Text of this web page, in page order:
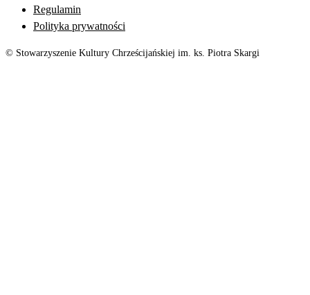
Regulamin
Polityka prywatności
© Stowarzyszenie Kultury Chrześcijańskiej im. ks. Piotra Skargi